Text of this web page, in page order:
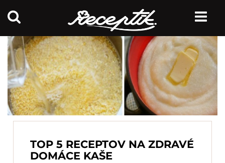
TOP 5 RECEPTOV NA ZDRAVÉ
DOMÁCE KAŠE